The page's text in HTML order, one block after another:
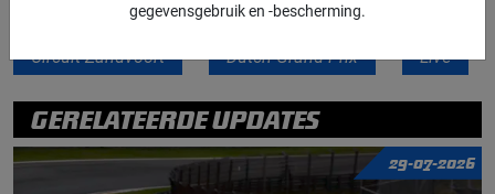
Grand Prix Radio Grand Prix van Nederland
Circuit Zandvoort Dutch Grand Prix Live
GERELATEERDE UPDATES
29-07-2026
gegevensgebruik en -bescherming.